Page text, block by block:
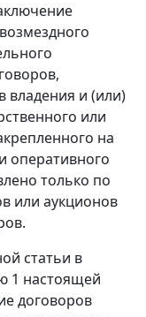
владения и (или)
или
на
оперативного
только по
или аукционов
статьи в
1 настоящей
договоров